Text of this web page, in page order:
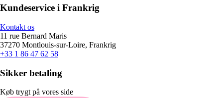
Kundeservice i Frankrig
Kontakt os
11 rue Bernard Maris
37270 Montlouis-sur-Loire, Frankrig
+33 1 86 47 62 58
Sikker betaling
Køb trygt på vores side